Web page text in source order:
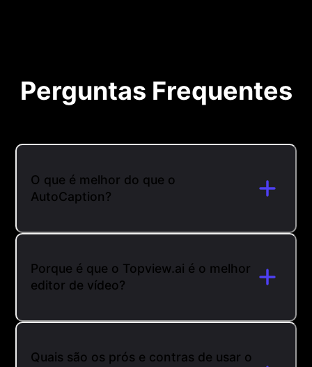
Perguntas Frequentes
O que é melhor do que o
AutoCaption?
Porque é que o Topview.ai é o melhor
editor de vídeo?
Quais são os prós e contras de usar o